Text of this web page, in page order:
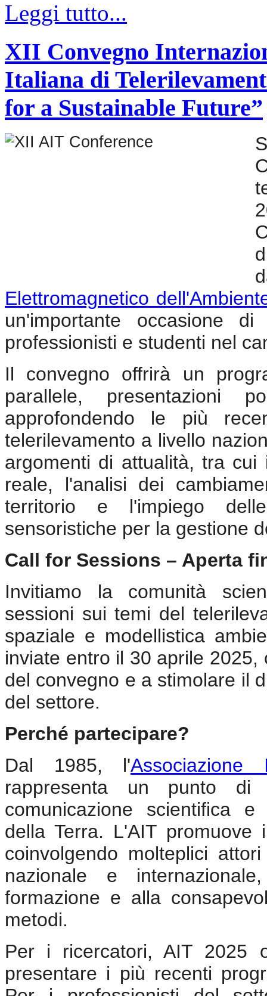
Leggi tutto...
XII Convegno
Italiana di
for a Sustainable Future”
Elettromagnetico
un'importante occasione
professionisti e studenti nel
Il convegno offrirà un
parallele, presentazioni
approfondendo le più
telerilevamento a livello
argomenti di attualità, tra
reale, l'analisi dei
territorio e l'impiego
sensoristiche per la gestione
Call for Sessions – Aperta
Invitiamo la comunità
sessioni sui temi del
spaziale e modellistica
inviate entro il 30 aprile
del convegno e a stimolare il
del settore.
Perché partecipare?
Dal 1985, l'
rappresenta un punto di
comunicazione scientifica
della Terra. L'AIT
coinvolgendo molteplici
nazionale e
formazione e alla
metodi.
Per i ricercatori, AIT 2025
presentare i più recenti